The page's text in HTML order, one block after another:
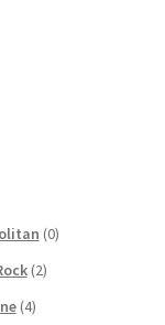
(0)
(2)
(4)